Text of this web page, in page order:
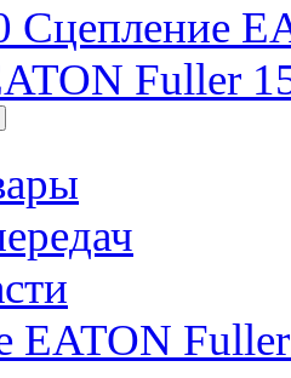
Сцепление
Fuller
EATON